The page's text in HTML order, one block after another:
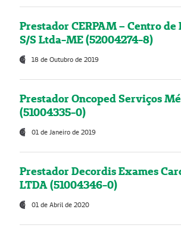
Prestador CERPAM – Centro de
S/S Ltda-ME (52004274-8)
18 de Outubro de 2019
Prestador Oncoped Serviços
(51004335-0)
01 de Janeiro de 2019
Prestador Decordis Exames
LTDA (51004346-0)
01 de Abril de 2020